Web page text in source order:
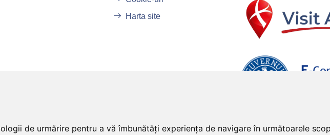
de urmărire pentru a vă îmbunătăți experiența de navigare în următoarele
Harta site